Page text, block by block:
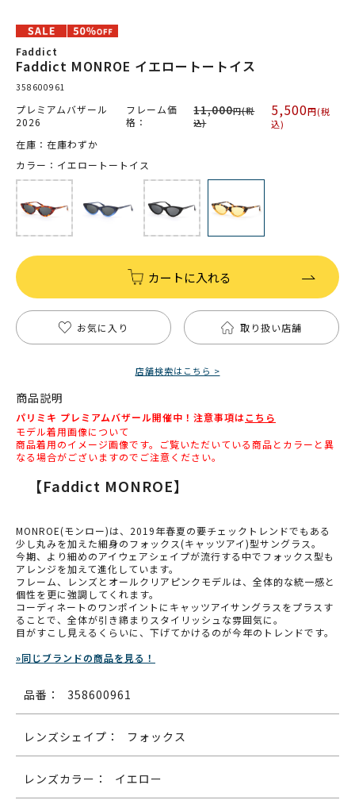
Faddict
Faddict MONROE イエロートートイス
358600961
プレミアムバザール
2026
フレーム価
格：
11,000円(税
込)
5,500円(税
込)
在庫：在庫わずか
カラー：イエロートートイス
カートに入れる
お気に入り 取り扱い店舗
店舗検索はこちら >
商品説明
パリミキ プレミアムバザール開催中！注意事項はこちら
モデル着用画像について
商品着用のイメージ画像です。ご覧いただいている商品とカラーと異
なる場合がございますのでご注意ください。
【Faddict MONROE】
MONROE(モンロー)は、2019年春夏の要チェックトレンドでもある
少し丸みを加えた細身のフォックス(キャッツアイ)型サングラス。
今期、より細めのアイウェアシェイプが流行する中でフォックス型も
アレンジを加えて進化しています。
フレーム、レンズとオールクリアピンクモデルは、全体的な統一感と
個性を更に強調してくれます。
コーディネートのワンポイントにキャッツアイサングラスをプラスす
ることで、全体が引き締まりスタイリッシュな雰囲気に。
目がすこし見えるくらいに、下げてかけるのが今年のトレンドです。
»同じブランドの商品を見る！
品番： 358600961
レンズシェイプ： フォックス
レンズカラー： イエロー